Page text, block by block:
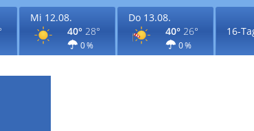
Mi 12.08.
40° 28°
0 %
Do 13.08.
40° 26°
0 %
16-